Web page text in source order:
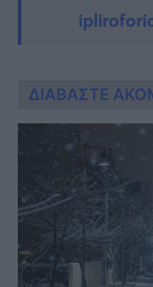
ΔΙΑΒΑΣΤΕ